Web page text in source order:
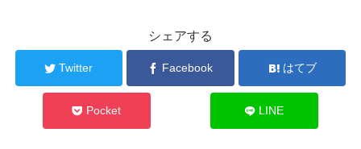
シェアする
Twitter Facebook はてブ
Pocket LINE